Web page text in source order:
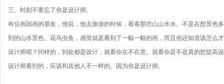
三、时刻不要忘了你是设计师。
有位画国画的朋友，他说，他去旅游的时候，看着那些山山水水。不是在想景
到的山水景色、花鸟虫鱼，感觉就是看到了一幅一幅的画，而且他还知道该怎么
设计师呢？同样的，到处都是设计，就看你在不在意。就看你是不是真的想提高
设计师看到的，应该和其他人不一样的。因为你是设计师。